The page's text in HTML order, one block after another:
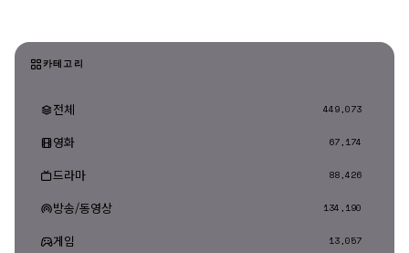
카테고리
전체 449,073
영화 67,174
드라마 88,426
방송/동영상 134,190
게임 13,057